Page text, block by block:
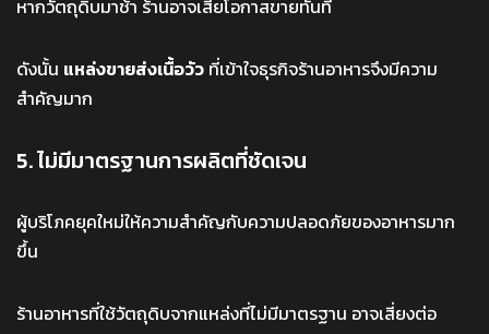
หากวัตถุดิบมาช้า ร้านอาจเสียโอกาสขายทันที
ดังนั้น แหล่งขายส่งเนื้อวัว ที่เข้าใจธุรกิจร้านอาหารจึงมีความ
สำคัญมาก
5. ไม่มีมาตรฐานการผลิตที่ชัดเจน
ผู้บริโภคยุคใหม่ให้ความสำคัญกับความปลอดภัยของอาหารมาก
ขึ้น
ร้านอาหารที่ใช้วัตถุดิบจากแหล่งที่ไม่มีมาตรฐาน อาจเสี่ยงต่อ